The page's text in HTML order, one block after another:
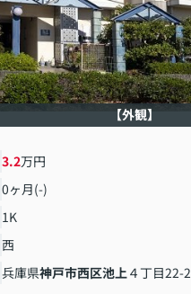
【外観】
3.2万円
0ヶ月(-)
1K
西
兵庫県神戸市西区池上４丁目22-2